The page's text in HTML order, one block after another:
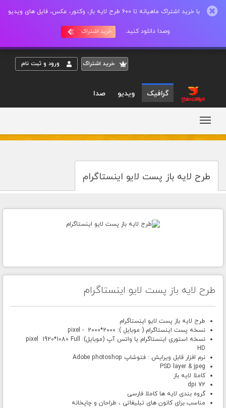
با خرید اشتراک ماهیانه تا 600 طرح لایه باز، وکتور، عکس، فایل های ویدیو
وصدا دانلود کنید. خرید اشتراک
خريد اشتراک ورود و ثبت نام
گرافیک ویدیو صدا
طرح لایه باز پست لایو اینستاگرام
طرح لایه باز پست لایو اینستاگرام
طرح لایه باز پست لایو اینستاگرام
نسخه پست اینستاگرام ( موبایل ): 2000*2000 - pixel
نسخه استوری اینستاگرام یا واتس آپ (موبایل): pixel 1920*1080 Full
HD
نرم افزار قابل ویرایش : فتوشاپ Adobe photoshop
PSD layer & jpeg
کاملا لایه باز
72 dpi
گروه بندی لایه ها کاملا فارسی
مناسب برای کانون های تبلیغاتی ، طراحان و چاپخانه